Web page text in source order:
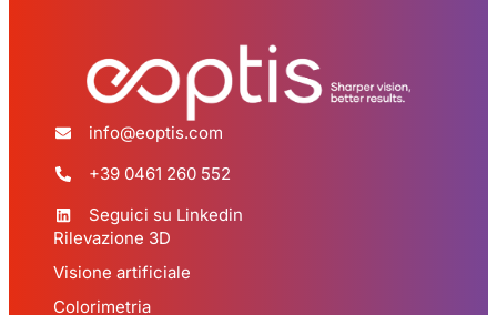
info@eoptis.com
+39 0461 260 552
Seguici su Linkedin
Rilevazione 3D
Visione artificiale
Colorimetria